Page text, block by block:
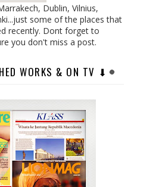
Dublin, Vilnius,
some of the places that
recently. Dont forget to
you don't miss a post.
WORKS & ON TV ⬇︎